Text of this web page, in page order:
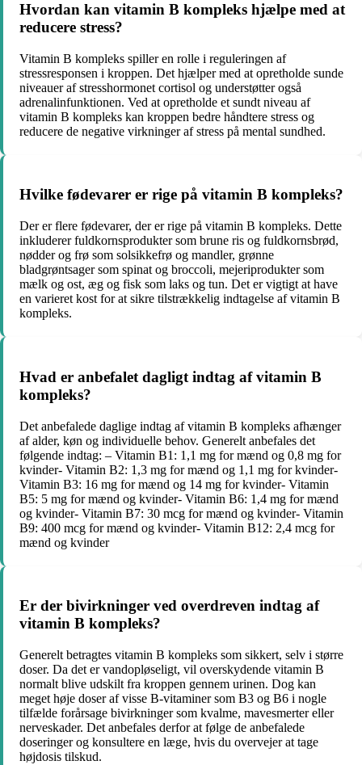
Hvordan kan vitamin B kompleks hjælpe med at
reducere stress?
Vitamin B kompleks spiller en rolle i reguleringen af
stressresponsen i kroppen. Det hjælper med at opretholde sunde
niveauer af stresshormonet cortisol og understøtter også
adrenalinfunktionen. Ved at opretholde et sundt niveau af
vitamin B kompleks kan kroppen bedre håndtere stress og
reducere de negative virkninger af stress på mental sundhed.
Hvilke fødevarer er rige på vitamin B kompleks?
Der er flere fødevarer, der er rige på vitamin B kompleks. Dette
inkluderer fuldkornsprodukter som brune ris og fuldkornsbrød,
nødder og frø som solsikkefrø og mandler, grønne
bladgrøntsager som spinat og broccoli, mejeriprodukter som
mælk og ost, æg og fisk som laks og tun. Det er vigtigt at have
en varieret kost for at sikre tilstrækkelig indtagelse af vitamin B
kompleks.
Hvad er anbefalet dagligt indtag af vitamin B
kompleks?
Det anbefalede daglige indtag af vitamin B kompleks afhænger
af alder, køn og individuelle behov. Generelt anbefales det
følgende indtag: – Vitamin B1: 1,1 mg for mænd og 0,8 mg for
kvinder- Vitamin B2: 1,3 mg for mænd og 1,1 mg for kvinder-
Vitamin B3: 16 mg for mænd og 14 mg for kvinder- Vitamin
B5: 5 mg for mænd og kvinder- Vitamin B6: 1,4 mg for mænd
og kvinder- Vitamin B7: 30 mcg for mænd og kvinder- Vitamin
B9: 400 mcg for mænd og kvinder- Vitamin B12: 2,4 mcg for
mænd og kvinder
Er der bivirkninger ved overdreven indtag af
vitamin B kompleks?
Generelt betragtes vitamin B kompleks som sikkert, selv i større
doser. Da det er vandopløseligt, vil overskydende vitamin B
normalt blive udskilt fra kroppen gennem urinen. Dog kan
meget høje doser af visse B-vitaminer som B3 og B6 i nogle
tilfælde forårsage bivirkninger som kvalme, mavesmerter eller
nerveskader. Det anbefales derfor at følge de anbefalede
doseringer og konsultere en læge, hvis du overvejer at tage
højdosis tilskud.